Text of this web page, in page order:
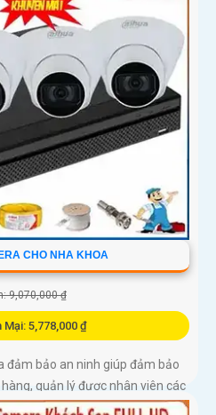
CHO NHA KHOA
9,070,000 ₫
Mại: 5,778,000 ₫
đảm bảo an ninh giúp đảm bảo
quản lý được nhân viên các
hàng ngoài ra còn ngăn